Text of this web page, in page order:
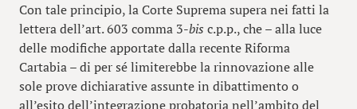
Con tale principio, la Corte Suprema supera nei fatti la
lettera dell’art. 603 comma 3-bis c.p.p., che – alla luce
delle modifiche apportate dalla recente Riforma
Cartabia – di per sé limiterebbe la rinnovazione alle
sole prove dichiarative assunte in dibattimento o
all’esito dell’integrazione probatoria nell’ambito del